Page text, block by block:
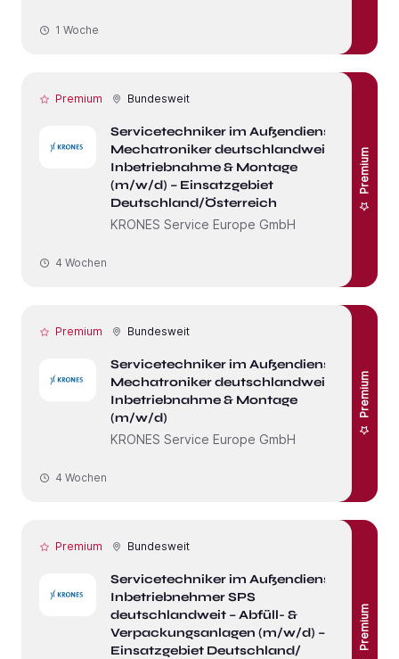
1 Woche
Premium Bundesweit
Servicetechniker im Außendienst /
Mechatroniker deutschlandweit –
Inbetriebnahme & Montage
(m/w/d) – Einsatzgebiet
Deutschland/Österreich
KRONES Service Europe GmbH
Premium
4 Wochen
Premium Bundesweit
Servicetechniker im Außendienst /
Mechatroniker deutschlandweit –
Inbetriebnahme & Montage
(m/w/d)
KRONES Service Europe GmbH
Premium
4 Wochen
Premium Bundesweit
Servicetechniker im Außendienst /
Inbetriebnehmer SPS
deutschlandweit – Abfüll- &
Verpackungsanlagen (m/w/d) –
Einsatzgebiet Deutschland/
Premium